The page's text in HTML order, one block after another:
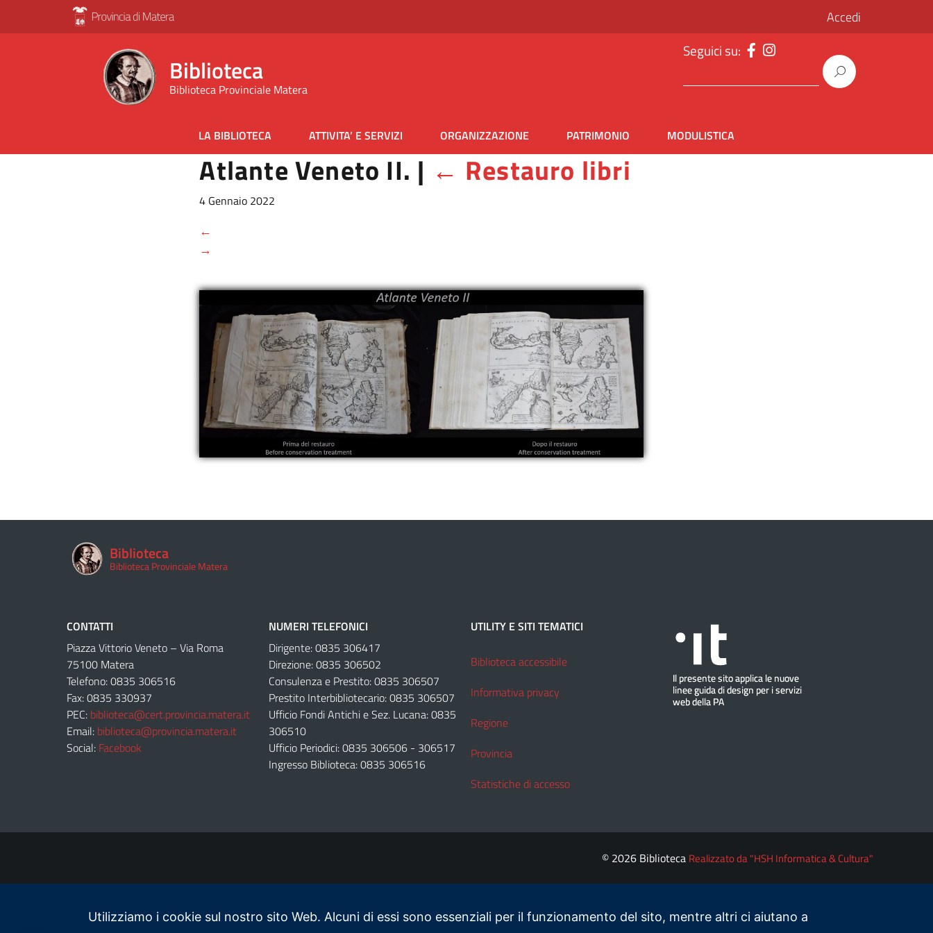
Accedi
Biblioteca
Biblioteca Provinciale Matera
Seguici su:
LA BIBLIOTECA ATTIVITA’ E SERVIZI ORGANIZZAZIONE PATRIMONIO MODULISTICA
Atlante Veneto II. | ← Restauro libri
4 Gennaio 2022
←
→
Biblioteca
Biblioteca Provinciale Matera
CONTATTI
Piazza Vittorio Veneto – Via Roma
75100 Matera
Telefono: 0835 306516
Fax: 0835 330937
PEC: biblioteca@cert.provincia.matera.it
Email: biblioteca@provincia.matera.it
Social: Facebook
NUMERI TELEFONICI
Dirigente: 0835 306417
Direzione: 0835 306502
Consulenza e Prestito: 0835 306507
Prestito Interbibliotecario: 0835 306507
Ufficio Fondi Antichi e Sez. Lucana: 0835
306510
Ufficio Periodici: 0835 306506 - 306517
Ingresso Biblioteca: 0835 306516
UTILITY E SITI TEMATICI
Biblioteca accessibile
Informativa privacy
Regione
Provincia
Statistiche di accesso
© 2026 Biblioteca Realizzato da "HSH Informatica & Cultura"
Utilizziamo i cookie sul nostro sito Web. Alcuni di essi sono essenziali per il funzionamento del sito, mentre altri ci aiutano a